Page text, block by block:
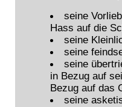
seine
Hass auf die
seine
seine
seine
in Bezug auf
Bezug auf das
seine